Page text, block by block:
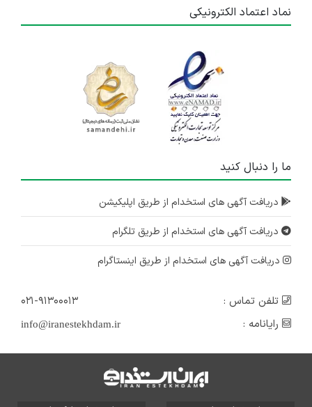
نماد اعتماد الکترونیکی
ما را دنبال کنید
دریافت آگهی های استخدام از طریق اپلیکیشن
دریافت آگهی های استخدام از طریق تلگرام
دریافت آگهی های استخدام از طریق اینستاگرام
تلفن تماس :
۰۲۱-۹۱۳۰۰۰۱۳
رایانامه :
info@iranestekhdam.ir